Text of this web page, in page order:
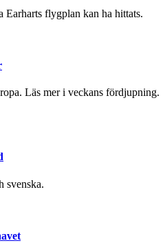
flygplan kan ha hittats.
Läs mer i veckans fördjupning.
svenska.